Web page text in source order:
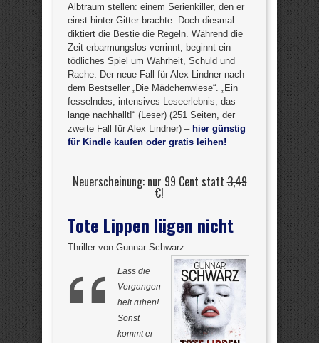
Albtraum stellen: einem Serienkiller, den er
einst hinter Gitter brachte. Doch diesmal
diktiert die Bestie die Regeln. Während die
Zeit erbarmungslos verrinnt, beginnt ein
tödliches Spiel um Wahrheit, Schuld und
Rache. Der neue Fall für Alex Lindner nach
dem Bestseller „Die Mädchenwiese“. „Ein
fesselndes, intensives Leseerlebnis, das
lange nachhallt!“ (Leser) (251 Seiten, der
zweite Fall für Alex Lindner) – hier günstig
für Kindle kaufen oder gratis leihen!
Neuerscheinung: nur 99 Cent statt3,49
€!
Tote Lippen lügen nicht
Thriller von Gunnar Schwarz
Lass die
Vergangen
heit ruhen!
Sonst
kommt er